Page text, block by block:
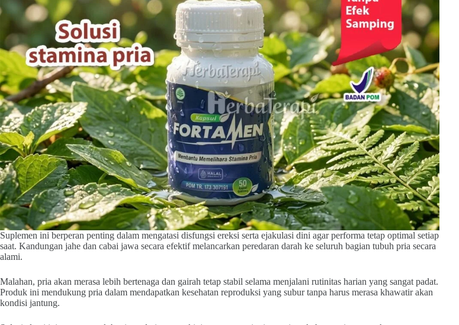
Suplemen ini berperan penting dalam mengatasi disfungsi ereksi serta ejakulasi dini agar performa tetap optimal setiap
saat. Kandungan jahe dan cabai jawa secara efektif melancarkan peredaran darah ke seluruh bagian tubuh pria secara
alami.
Malahan, pria akan merasa lebih bertenaga dan gairah tetap stabil selama menjalani rutinitas harian yang sangat padat.
Produk ini mendukung pria dalam mendapatkan kesehatan reproduksi yang subur tanpa harus merasa khawatir akan
kondisi jantung.